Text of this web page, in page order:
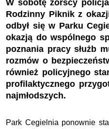
W sobotę żorscy
Rodzinny Piknik z
odbył się w Parku
okazją do wspólnego
poznania pracy służb
rozmów o
również policyjnego
profilaktycznego
najmłodszych.
Park Cegielnia ponownie